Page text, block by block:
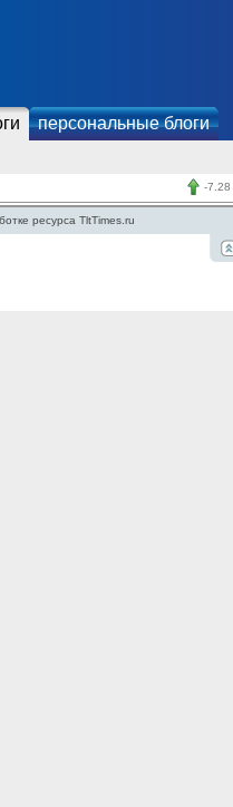
персональные блоги
-7.28
ресурса TltTimes.ru